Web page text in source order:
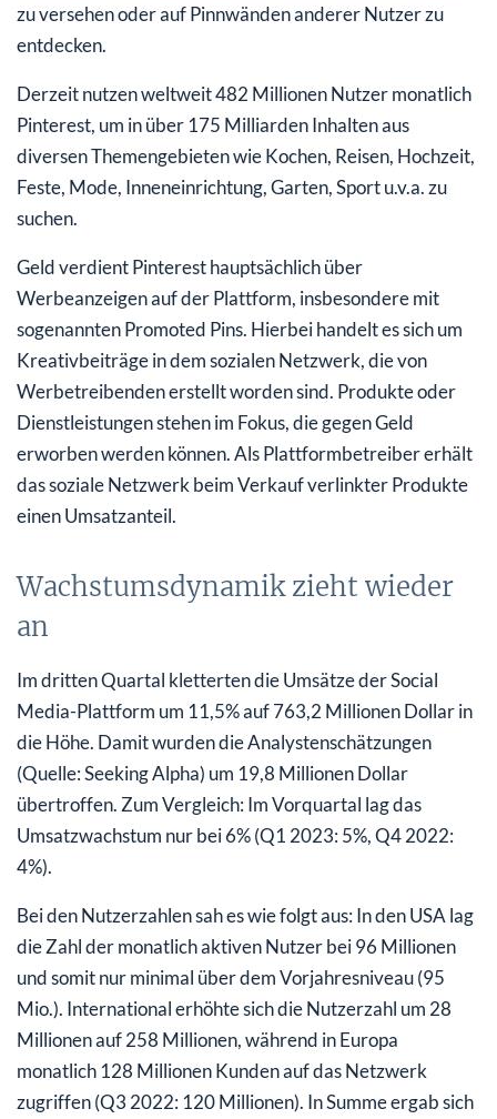
zu versehen oder auf Pinnwänden anderer Nutzer zu
entdecken.
Derzeit nutzen weltweit 482 Millionen Nutzer monatlich
Pinterest, um in über 175 Milliarden Inhalten aus
diversen Themengebieten wie Kochen, Reisen, Hochzeit,
Feste, Mode, Inneneinrichtung, Garten, Sport u.v.a. zu
suchen.
Geld verdient Pinterest hauptsächlich über
Werbeanzeigen auf der Plattform, insbesondere mit
sogenannten Promoted Pins. Hierbei handelt es sich um
Kreativbeiträge in dem sozialen Netzwerk, die von
Werbetreibenden erstellt worden sind. Produkte oder
Dienstleistungen stehen im Fokus, die gegen Geld
erworben werden können. Als Plattformbetreiber erhält
das soziale Netzwerk beim Verkauf verlinkter Produkte
einen Umsatzanteil.
Wachstumsdynamik zieht wieder
an
Im dritten Quartal kletterten die Umsätze der Social
Media-Plattform um 11,5% auf 763,2 Millionen Dollar in
die Höhe. Damit wurden die Analystenschätzungen
(Quelle: Seeking Alpha) um 19,8 Millionen Dollar
übertroffen. Zum Vergleich: Im Vorquartal lag das
Umsatzwachstum nur bei 6% (Q1 2023: 5%, Q4 2022:
4%).
Bei den Nutzerzahlen sah es wie folgt aus: In den USA lag
die Zahl der monatlich aktiven Nutzer bei 96 Millionen
und somit nur minimal über dem Vorjahresniveau (95
Mio.). International erhöhte sich die Nutzerzahl um 28
Millionen auf 258 Millionen, während in Europa
monatlich 128 Millionen Kunden auf das Netzwerk
zugriffen (Q3 2022: 120 Millionen). In Summe ergab sich